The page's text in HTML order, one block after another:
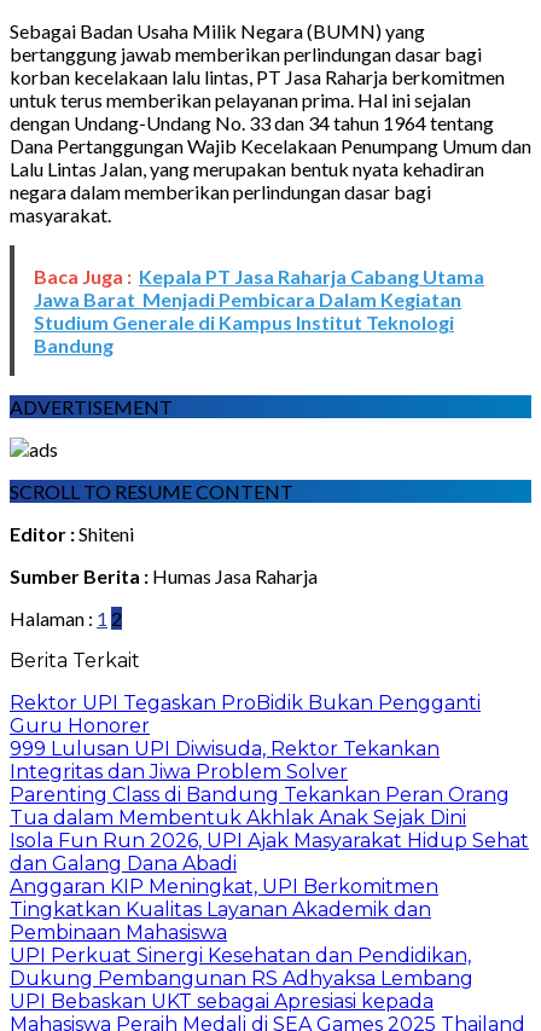
Sebagai Badan Usaha Milik Negara (BUMN) yang
bertanggung jawab memberikan perlindungan dasar bagi
korban kecelakaan lalu lintas, PT Jasa Raharja berkomitmen
untuk terus memberikan pelayanan prima. Hal ini sejalan
dengan Undang-Undang No. 33 dan 34 tahun 1964 tentang
Dana Pertanggungan Wajib Kecelakaan Penumpang Umum dan
Lalu Lintas Jalan, yang merupakan bentuk nyata kehadiran
negara dalam memberikan perlindungan dasar bagi
masyarakat.
Baca Juga : Kepala PT Jasa Raharja Cabang Utama
Jawa Barat Menjadi Pembicara Dalam Kegiatan
Studium Generale di Kampus Institut Teknologi
Bandung
ADVERTISEMENT
SCROLL TO RESUME CONTENT
Editor :Shiteni
Sumber Berita : Humas Jasa Raharja
Halaman : 1 2
Berita Terkait
Rektor UPI Tegaskan ProBidik Bukan Pengganti
Guru Honorer
999 Lulusan UPI Diwisuda, Rektor Tekankan
Integritas dan Jiwa Problem Solver
Parenting Class di Bandung Tekankan Peran Orang
Tua dalam Membentuk Akhlak Anak Sejak Dini
Isola Fun Run 2026, UPI Ajak Masyarakat Hidup Sehat
dan Galang Dana Abadi
Anggaran KIP Meningkat, UPI Berkomitmen
Tingkatkan Kualitas Layanan Akademik dan
Pembinaan Mahasiswa
UPI Perkuat Sinergi Kesehatan dan Pendidikan,
Dukung Pembangunan RS Adhyaksa Lembang
UPI Bebaskan UKT sebagai Apresiasi kepada
Mahasiswa Peraih Medali di SEA Games 2025 Thailand